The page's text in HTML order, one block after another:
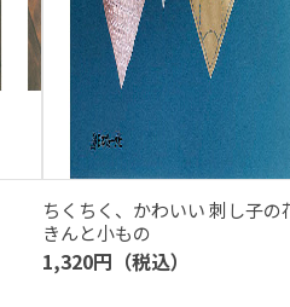
ちくちく、かわいい 刺し子の
きんと小もの
1,320円（税込）